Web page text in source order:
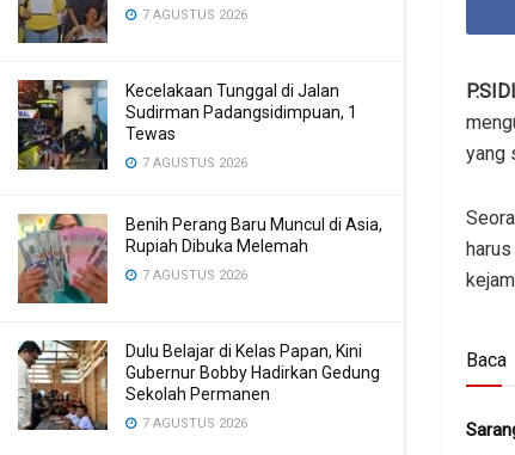
7 AGUSTUS 2026
Kecelakaan Tunggal di Jalan
Sudirman Padangsidimpuan, 1
Tewas
7 AGUSTUS 2026
Benih Perang Baru Muncul di Asia,
Rupiah Dibuka Melemah
7 AGUSTUS 2026
Dulu Belajar di Kelas Papan, Kini
Gubernur Bobby Hadirkan Gedung
Sekolah Permanen
7 AGUSTUS 2026
yang
Baca